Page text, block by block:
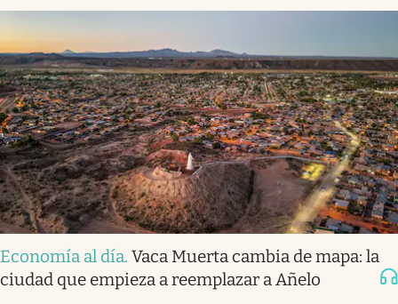
Economía al día. Vaca Muerta cambia de mapa: la
ciudad que empieza a reemplazar a Añelo